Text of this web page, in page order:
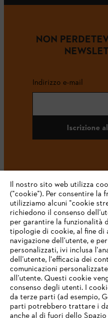
NON
Indirizzo e-mail
Iscrizione
L’azienda
STIHL FAQ
Il nostro sito web utilizza
("cookie"). Per consentire la
utilizziamo alcuni "cookie
richiedono il consenso
per garantire la funzionalità
tipologie di cookie, al fine di
navigazione dell’utente, e
personalizzati, ivi inclusa
dell’utente, l'efficacia dei
comunicazioni
all’utente. Questi cookie
consenso degli utenti. I
da terze parti (ad esempio,
parti potrebbero trattare i